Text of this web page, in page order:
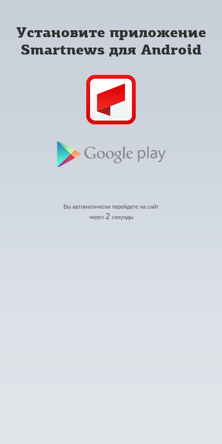
Установите приложение
Smartnews для Android
Вы автоматически перейдете на сайт
через 2 секунды